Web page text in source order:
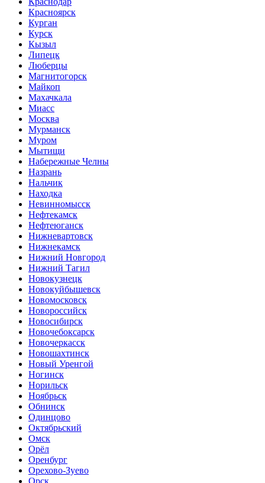
Красноярск
Курган
Курск
Кызыл
Липецк
Люберцы
Магнитогорск
Майкоп
Махачкала
Миасс
Москва
Мурманск
Муром
Мытищи
Набережные Челны
Назрань
Нальчик
Находка
Невинномысск
Нефтекамск
Нефтеюганск
Нижневартовск
Нижнекамск
Нижний Новгород
Нижний Тагил
Новокузнецк
Новокуйбышевск
Новомосковск
Новороссийск
Новосибирск
Новочебоксарск
Новочеркасск
Новошахтинск
Новый Уренгой
Ногинск
Норильск
Ноябрьск
Обнинск
Одинцово
Октябрьский
Омск
Орёл
Оренбург
Орехово-Зуево
Орск